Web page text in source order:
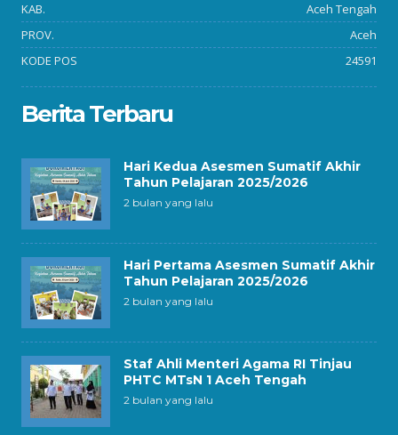
KAB.
Aceh Tengah
PROV.
Aceh
KODE POS
24591
Berita Terbaru
Hari Kedua Asesmen Sumatif Akhir
Tahun Pelajaran 2025/2026
2 bulan yang lalu
Hari Pertama Asesmen Sumatif Akhir
Tahun Pelajaran 2025/2026
2 bulan yang lalu
Staf Ahli Menteri Agama RI Tinjau
PHTC MTsN 1 Aceh Tengah
2 bulan yang lalu